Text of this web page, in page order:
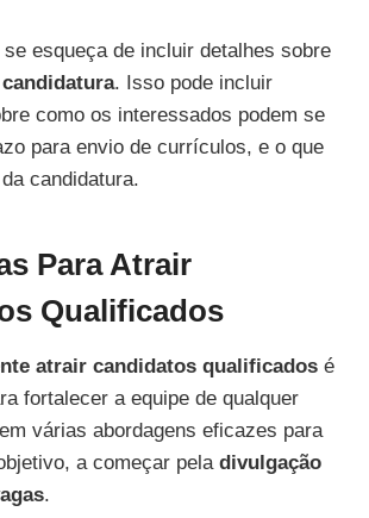
se esqueça de incluir detalhes sobre
. Isso pode incluir
como os interessados podem se
para envio de currículos, e o que
candidatura.
Para Atrair
Qualificados
atrair candidatos qualificados é
fortalecer a equipe de qualquer
várias abordagens eficazes para
a começar pela divulgação
.